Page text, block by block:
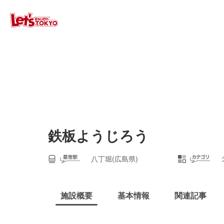
鉄板ようじろう
八丁堀(広島県)
施設概要 基本情報 関連記事